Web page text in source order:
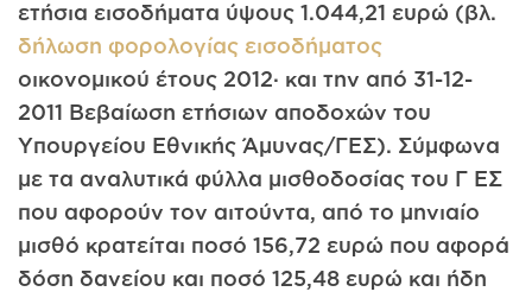
ετήσια εισοδήματα ύψους 1.044,21 ευρώ (βλ.
δήλωση φορολογίας εισοδήματος
οικονομικού έτους 2012· και την από 31-12-
2011 Βεβαίωση ετήσιων αποδοχών του
Υπουργείου Εθνικής Άμυνας/ΓΕΣ). Σύμφωνα
με τα αναλυτικά φύλλα μισθοδοσίας του Γ ΕΣ
που αφορούν τον αιτούντα, από το μηνιαίο
μισθό κρατείται ποσό 156,72 ευρώ που αφορά
δόση δανείου και ποσό 125,48 ευρώ και ήδη